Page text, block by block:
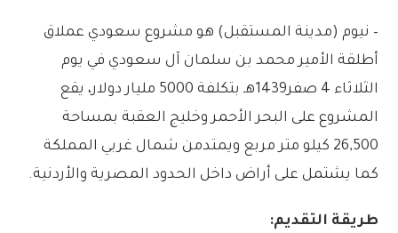
– نيوم (مدينة المستقبل) هو مشروع سعودي عملاق
أطلقة الأمير محمد بن سلمان آل سعودي في يوم
الثلاثاء
صفر1439هـ بتكلفة مليار دولار، يقع
المشروع على البحر الأحمر وخليج العقبة بمساحة
26,500 كيلو متر مربع ويمتدمن شمال غربي المملكة
كما يشتمل على أراض داخل الحدود المصرية والأردنية.
طريقة التقديم: